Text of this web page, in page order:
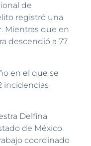
de
registró una
Mientras que en
descendió a 77
en el que se
incidencias
Delfina
de México.
coordinado